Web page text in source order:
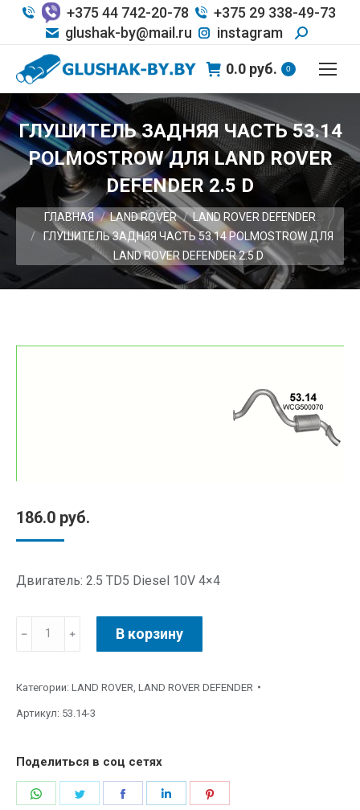
+375 44 742-20-78
+375 29 338-49-73
glushak-by@mail.ru
instagram
0.0 руб. 0
ГЛУШИТЕЛЬ ЗАДНЯЯ ЧАСТЬ 53.14
POLMOSTROW ДЛЯ LAND ROVER
DEFENDER 2.5 D
Вы здесь:
ГЛАВНАЯ LAND ROVER
LAND ROVER DEFENDER
ГЛУШИТЕЛЬ ЗАДНЯЯ ЧАСТЬ 53.14 POLMOSTROW ДЛЯ
LAND ROVER DEFENDER 2.5 D
186.0 руб.
Двигатель: 2.5 TD5 Diesel 10V 4×4
В корзину
Категории: LAND ROVER LAND ROVER DEFENDER
Артикул: 53.14-3
Поделиться в соц сетях